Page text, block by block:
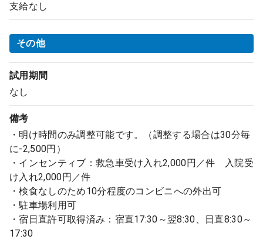
支給なし
その他
試用期間
なし
備考
・明け時間のみ調整可能です。（調整する場合は30分毎
に-2,500円）
・インセンティブ：救急車受け入れ2,000円／件 入院受
け入れ2,000円／件
・検食なしのため10分程度のコンビニへの外出可
・駐車場利用可
・宿日直許可取得済み：宿直17:30～翌8:30、日直8:30～
17:30